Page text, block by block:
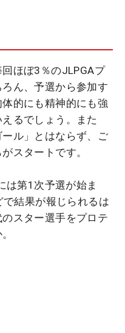
ほぼ3％のJLPGAプ
ん、予選から参加す
的にも精神的にも強
るでしょう。また
ール」とはならず、ご
スタートです。
は第1次予選が始ま
結果が報じられるは
スター選手をプロテ